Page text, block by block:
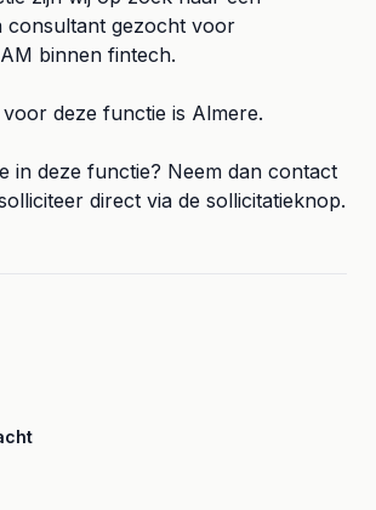
consultant gezocht voor
binnen fintech.
deze functie is Almere.
in deze functie? Neem dan contact
direct via de sollicitatieknop.